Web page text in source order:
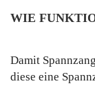
WIE
Damit
diese eine